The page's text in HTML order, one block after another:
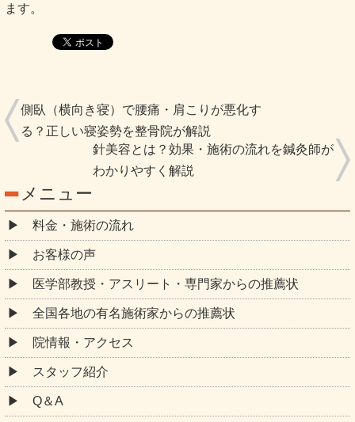
ます。
側臥（横向き寝）で腰痛・肩こりが悪化す
る？正しい寝姿勢を整骨院が解説
針美容とは？効果・施術の流れを鍼灸師が
わかりやすく解説
メニュー
料金・施術の流れ
お客様の声
医学部教授・アスリート・専門家からの推薦状
全国各地の有名施術家からの推薦状
院情報・アクセス
スタッフ紹介
Q＆A